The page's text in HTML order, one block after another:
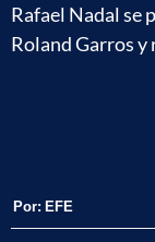
Rafael Nadal se
Roland Garros y
Por: EFE